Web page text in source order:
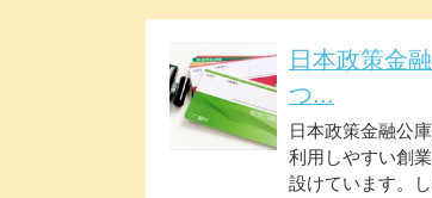
日本政策金
つ...
日本政策金融公
利用しやすい創
設けています。